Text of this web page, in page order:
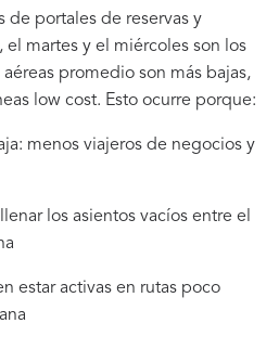
de portales de reservas y
martes y el miércoles son los
promedio son más bajas,
low cost. Esto ocurre porque:
menos viajeros de negocios y
los asientos vacíos entre el
estar activas en rutas poco